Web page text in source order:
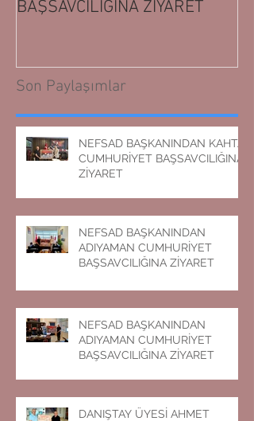
BAŞSAVCILIĞINA ZİYARET
Son Paylaşımlar
NEFSAD BAŞKANINDAN KAHTA
CUMHURİYET BAŞSAVCILIĞINA
ZİYARET
NEFSAD BAŞKANINDAN
ADIYAMAN CUMHURİYET
BAŞSAVCILIĞINA ZİYARET
NEFSAD BAŞKANINDAN
ADIYAMAN CUMHURİYET
BAŞSAVCILIĞINA ZİYARET
DANIŞTAY ÜYESİ AHMET